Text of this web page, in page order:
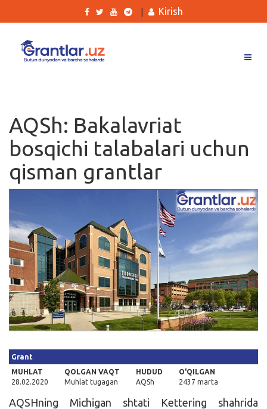
Ishlar
Kurslar
Blog
Qidirish
Kirish
Kirish
AQSh: Bakalavriat
bosqichi talabalari uchun
qisman grantlar
Grant
MUHLAT
28.02.2020
QOLGAN VAQT
Muhlat tugagan
HUDUD
AQSh
O'QILGAN
2437 marta
AQSHning Michigan shtati Kettering shahrida